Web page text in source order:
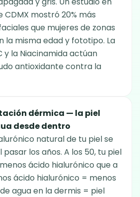
CDMX mostró 20% más
que mujeres de zonas
la misma edad y fototipo. La
y la Niacinamida actúan
antioxidante contra la
dérmica — la piel
desde dentro
natural de tu piel se
los años. A los 50, tu piel
ácido hialurónico que a
ácido hialurónico = menos
agua en la dermis = piel